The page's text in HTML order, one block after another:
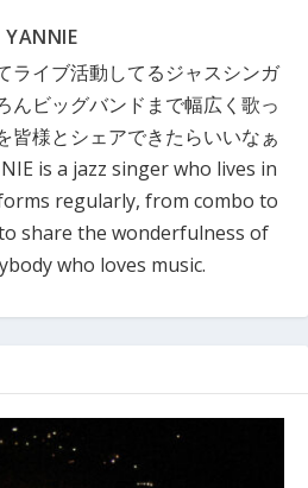
YANNIE
ライブ活動してるジャスシンガ
んビッグバンドまで幅広く歌っ
皆様とシェアできたらいいなぁ
is a jazz singer who lives in
regularly, from combo to
share the wonderfulness of
who loves music.